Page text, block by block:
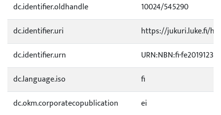
dc.identifier.oldhandle
10024/545290
dc.identifier.uri
https://jukuri.luke.fi/
dc.identifier.urn
URN:NBN:fi-
dc.language.iso
fi
dc.okm.corporatecopublication
ei